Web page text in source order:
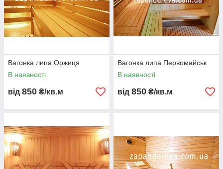
Вагонка липа Оржиця
В наявності
від 850 ₴/кв.м
Вагонка липа Первомайськ
В наявності
від 850 ₴/кв.м